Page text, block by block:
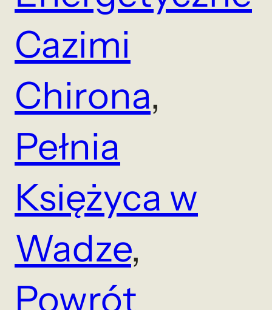
Cazimi
Chirona
Pełnia
Księżyca w
Wadze
Powrót